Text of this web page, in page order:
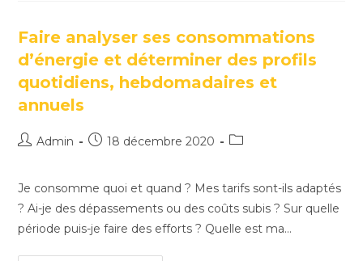
Faire analyser ses consommations
d’énergie et déterminer des profils
quotidiens, hebdomadaires et
annuels
Admin 18 décembre 2020
Je consomme quoi et quand ? Mes tarifs sont-ils adaptés
? Ai-je des dépassements ou des coûts subis ? Sur quelle
période puis-je faire des efforts ? Quelle est ma…